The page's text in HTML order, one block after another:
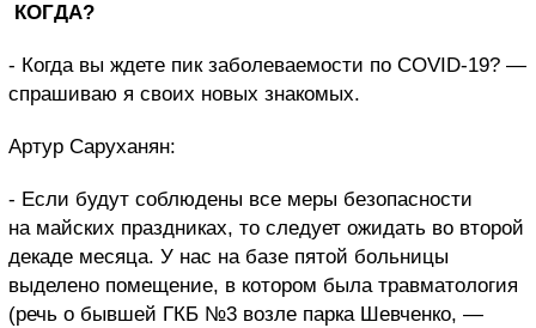
КОГДА?
- Когда вы ждете пик заболеваемости по COVID-19? —
спрашиваю я своих новых знакомых.
Артур Саруханян:
- Если будут соблюдены все меры безопасности
на майских праздниках, то следует ожидать во второй
декаде месяца. У нас на базе пятой больницы
выделено помещение, в котором была травматология
(речь о бывшей ГКБ №3 возле парка Шевченко, —